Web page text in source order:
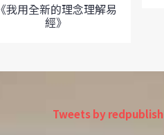
《我用全新的理念理解易
經》
Tweets by redpublish